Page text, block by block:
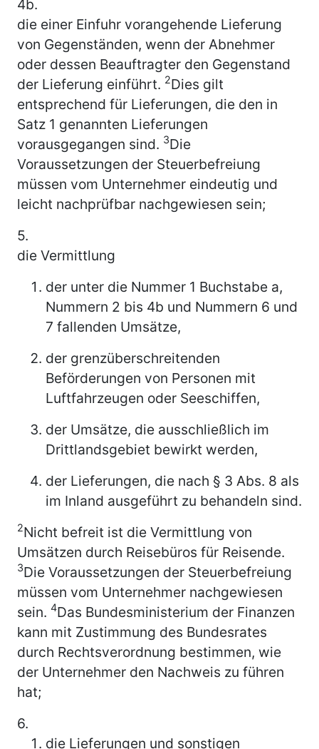
4b.
die einer Einfuhr vorangehende Lieferung
von Gegenständen, wenn der Abnehmer
oder dessen Beauftragter den Gegenstand
der Lieferung einführt. 2Dies gilt
entsprechend für Lieferungen, die den in
Satz 1 genannten Lieferungen
vorausgegangen sind. 3Die
Voraussetzungen der Steuerbefreiung
müssen vom Unternehmer eindeutig und
leicht nachprüfbar nachgewiesen sein;
5.
die Vermittlung
der unter die Nummer 1 Buchstabe a,
Nummern 2 bis 4b und Nummern 6 und
7 fallenden Umsätze,
der grenzüberschreitenden
Beförderungen von Personen mit
Luftfahrzeugen oder Seeschiffen,
der Umsätze, die ausschließlich im
Drittlandsgebiet bewirkt werden,
der Lieferungen, die nach § 3 Abs. 8 als
im Inland ausgeführt zu behandeln sind.
2Nicht befreit ist die Vermittlung von
Umsätzen durch Reisebüros für Reisende.
3Die Voraussetzungen der Steuerbefreiung
müssen vom Unternehmer nachgewiesen
sein. 4Das Bundesministerium der Finanzen
kann mit Zustimmung des Bundesrates
durch Rechtsverordnung bestimmen, wie
der Unternehmer den Nachweis zu führen
hat;
6.
die Lieferungen und sonstigen